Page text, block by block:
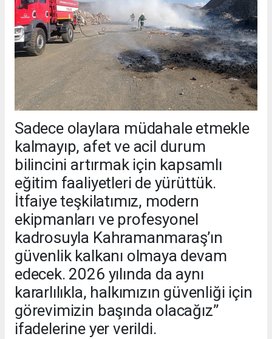
Sadece olaylara müdahale etmekle
kalmayıp, afet ve acil durum
bilincini artırmak için kapsamlı
eğitim faaliyetleri de yürüttük.
İtfaiye teşkilatımız, modern
ekipmanları ve profesyonel
kadrosuyla Kahramanmaraş’ın
güvenlik kalkanı olmaya devam
edecek. 2026 yılında da aynı
kararlılıkla, halkımızın güvenliği için
görevimizin başında olacağız”
ifadelerine yer verildi.